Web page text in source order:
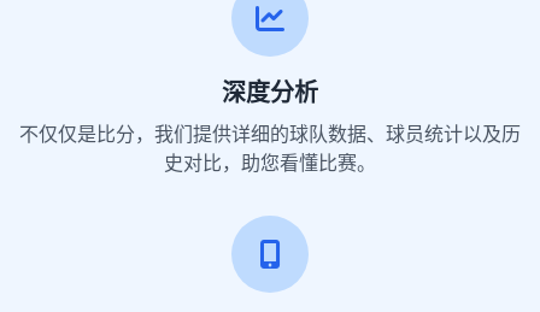
深度分析
不仅仅是比分，我们提供详细的球队数据、球员统计以及历
史对比，助您看懂比赛。